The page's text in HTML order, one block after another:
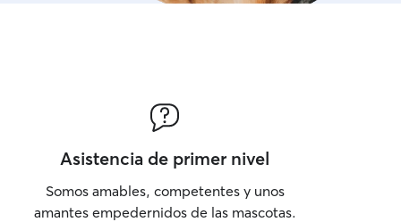
Asistencia de primer nivel
Somos amables, competentes y unos
amantes empedernidos de las mascotas.